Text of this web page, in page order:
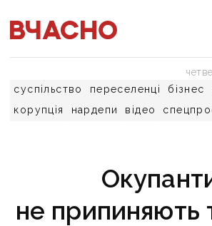
суспільство переселенці бізнес
корупція
нардепи відео
не припиняють